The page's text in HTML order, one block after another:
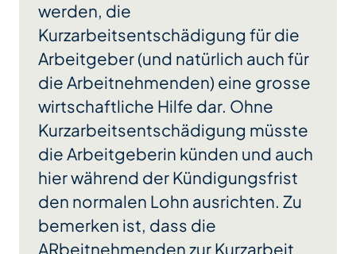
werden, die
Kurzarbeitsentschädigung für die
Arbeitgeber (und natürlich auch für
die Arbeitnehmenden) eine grosse
wirtschaftliche Hilfe dar. Ohne
Kurzarbeitsentschädigung müsste
die Arbeitgeberin künden und auch
hier während der Kündigungsfrist
den normalen Lohn ausrichten. Zu
bemerken ist, dass die
ARbeitnehmenden zur Kurzarbeit